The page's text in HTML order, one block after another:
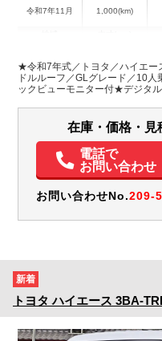
令和7年11月 1,000(km)
岐阜県
W:1,695
H:1,390
パワステ パワーウィ
電動格納ミラー
取扱説明書（一部
★令和7年式／トヨタ／ハイエー
ドルルーフ／GLグレード／10
ックビューモニター付★デジタ
ートマ限定免許対応！★
在庫・価格・見
電話で
お問い合わせ
お問い合わせNo.209-
新着
トヨタ ハイエース 3BA-